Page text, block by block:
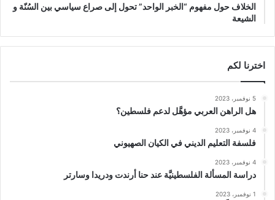
الخلاف حول مفهوم “الخبر الواحد” تحول إلى صراع سياسي بين السُنّة و
الشيعة
اخترنا لكم
5 نوفمبر، 2023
هل الراهن العربي مؤهَّل لدعم فلسطين؟
4 نوفمبر، 2023
فلسفة التعليم الديني في الكيان الصهيوني
4 نوفمبر، 2023
دراسة المسألة الفلسطينيَّة عند حنا أرندت ودريدا وسارتر
1 نوفمبر، 2023